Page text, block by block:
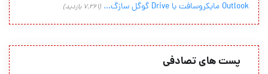
Outlook مایکروسافت با Drive گوگل سازگ... (7,261 بازدید)
پست های تصادفی